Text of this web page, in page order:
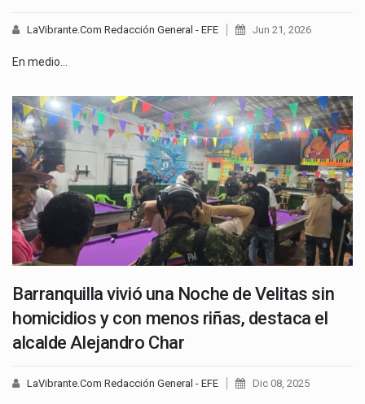
LaVibrante.Com Redacción General - EFE Jun 21, 2026
En medio…
Barranquilla vivió una Noche de Velitas sin
homicidios y con menos riñas, destaca el
alcalde Alejandro Char
LaVibrante.Com Redacción General - EFE Dic 08, 2025